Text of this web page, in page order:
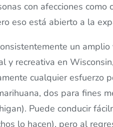
con afecciones como
eso está abierto a la
un
y recreativa en
cualquier esfuerzo
dos para fines
Puede conducir
lo hacen), pero al